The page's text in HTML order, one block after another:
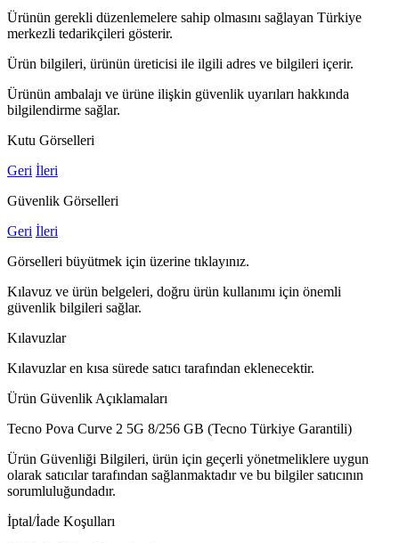
Ürünün gerekli düzenlemelere sahip olmasını sağlayan Türkiye
merkezli tedarikçileri gösterir.
Ürün bilgileri, ürünün üreticisi ile ilgili adres ve bilgileri içerir.
Ürünün ambalajı ve ürüne ilişkin güvenlik uyarıları hakkında
bilgilendirme sağlar.
Kutu Görselleri
Geri İleri
Güvenlik Görselleri
Geri İleri
Görselleri büyütmek için üzerine tıklayınız.
Kılavuz ve ürün belgeleri, doğru ürün kullanımı için önemli
güvenlik bilgileri sağlar.
Kılavuzlar
Kılavuzlar en kısa sürede satıcı tarafından eklenecektir.
Ürün Güvenlik Açıklamaları
Tecno Pova Curve 2 5G 8/256 GB (Tecno Türkiye Garantili)
Ürün Güvenliği Bilgileri, ürün için geçerli yönetmeliklere uygun
olarak satıcılar tarafından sağlanmaktadır ve bu bilgiler satıcının
sorumluluğundadır.
İptal/İade Koşulları